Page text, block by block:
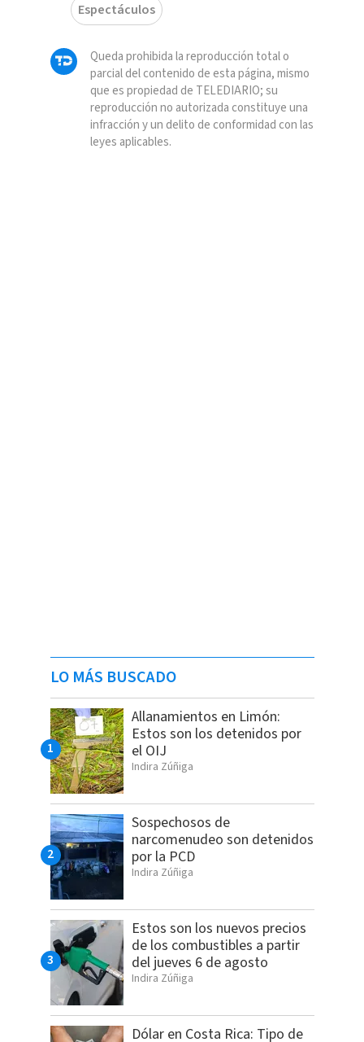
Espectáculos
Queda prohibida la reproducción total o
parcial del contenido de esta página, mismo
que es propiedad de TELEDIARIO; su
reproducción no autorizada constituye una
infracción y un delito de conformidad con las
leyes aplicables.
LO MÁS BUSCADO
Allanamientos en Limón:
Estos son los detenidos por
el OIJ
Indira Zúñiga
Sospechosos de
narcomenudeo son detenidos
por la PCD
Indira Zúñiga
Estos son los nuevos precios
de los combustibles a partir
del jueves 6 de agosto
Indira Zúñiga
Dólar en Costa Rica: Tipo de